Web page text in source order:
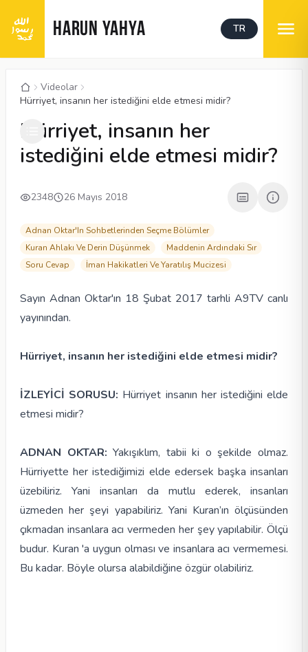
HARUN YAHYA TR
Videolar
Hürriyet, insanın her istediğini elde etmesi midir?
CC 00:04 / 00:47 480P
Hürriyet, insanın her
istediğini elde etmesi midir?
2348 26 Mayıs 2018
Adnan Oktar'In Sohbetlerinden Seçme Bölümler
Kuran Ahlakı Ve Derin Düşünmek
Maddenin Ardındaki Sır
Soru Cevap
İman Hakikatleri Ve Yaratılış Mucizesi
Sayın Adnan Oktar'ın 18 Şubat 2017 tarhli A9TV canlı
yayınından.
Hürriyet, insanın her istediğini elde etmesi midir?
İZLEYİCİ SORUSU: Hürriyet insanın her istediğini elde
etmesi midir?
ADNAN OKTAR:Yakışıklım, tabii ki o şekilde olmaz.
Hürriyette her istediğimizi elde edersek başka insanları
üzebiliriz. Yani insanları da mutlu ederek, insanları
üzmeden her şeyi yapabiliriz. Yani Kuran’ın ölçüsünden
çıkmadan insanlara acı vermeden her şey yapılabilir. Ölçü
budur. Kuran 'a uygun olması ve insanlara acı vermemesi.
Bu kadar. Böyle olursa alabildiğine özgür olabiliriz.